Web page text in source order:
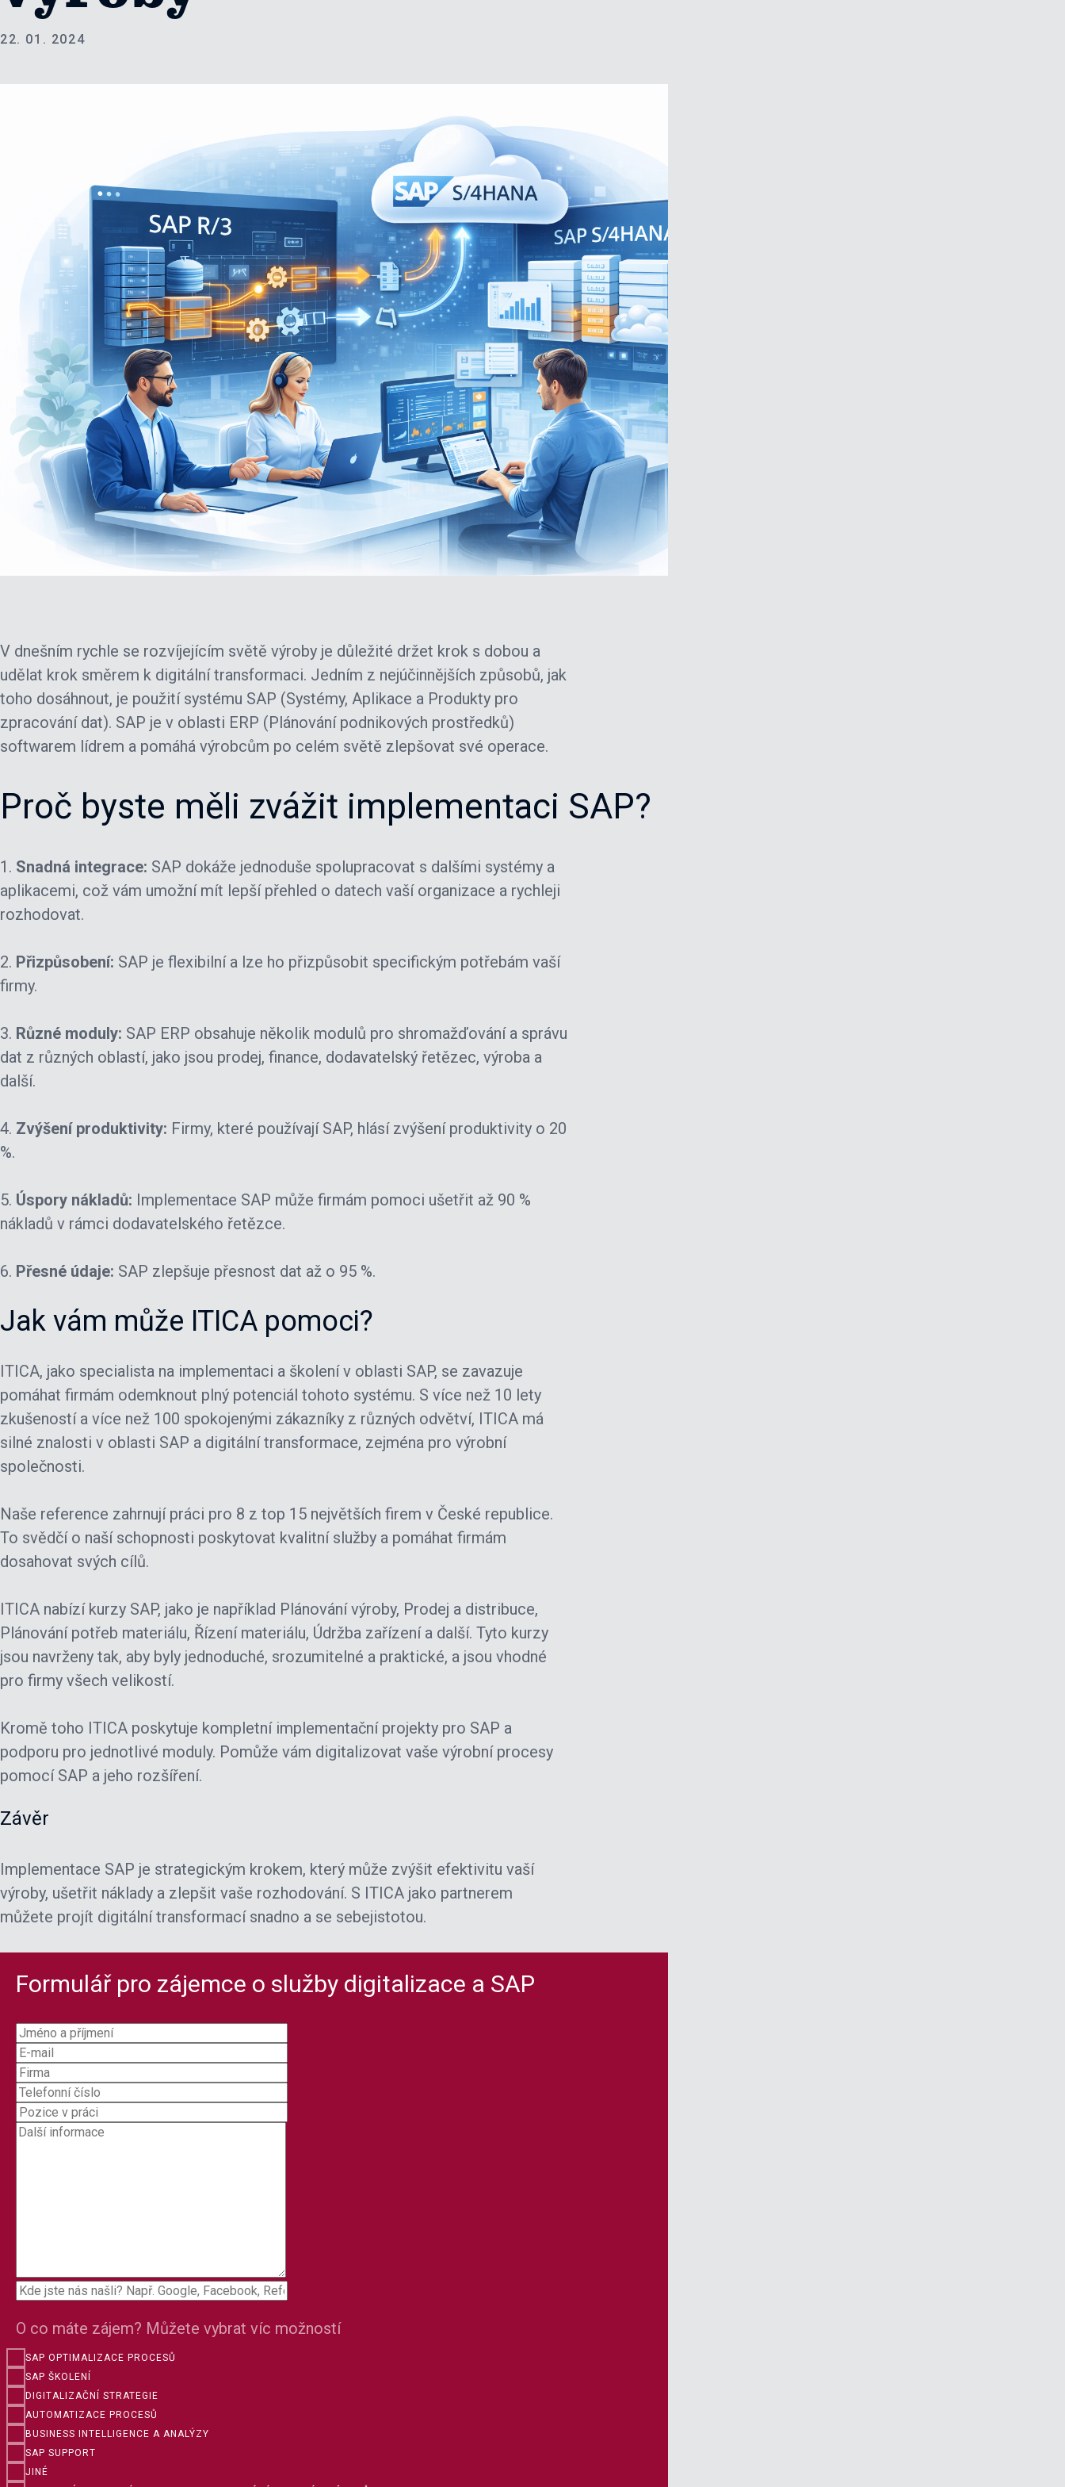
22. 01. 2024
V dnešním rychle se rozvíjejícím světě výroby je důležité držet krok s dobou a
udělat krok směrem k digitální transformaci. Jedním z nejúčinnějších způsobů, jak
toho dosáhnout, je použití systému SAP (Systémy, Aplikace a Produkty pro
zpracování dat). SAP je v oblasti ERP (Plánování podnikových prostředků)
softwarem lídrem a pomáhá výrobcům po celém světě zlepšovat své operace.
Proč byste měli zvážit implementaci SAP?
1. Snadná integrace: SAP dokáže jednoduše spolupracovat s dalšími systémy a
aplikacemi, což vám umožní mít lepší přehled o datech vaší organizace a rychleji
rozhodovat.
2. Přizpůsobení: SAP je flexibilní a lze ho přizpůsobit specifickým potřebám vaší
firmy.
3. Různé moduly: SAP ERP obsahuje několik modulů pro shromažďování a správu
dat z různých oblastí, jako jsou prodej, finance, dodavatelský řetězec, výroba a
další.
4. Zvýšení produktivity: Firmy, které používají SAP, hlásí zvýšení produktivity o 20
%.
5. Úspory nákladů: Implementace SAP může firmám pomoci ušetřit až 90 %
nákladů v rámci dodavatelského řetězce.
6. Přesné údaje: SAP zlepšuje přesnost dat až o 95 %.
Jak vám může ITICA pomoci?
ITICA, jako specialista na implementaci a školení v oblasti SAP, se zavazuje
pomáhat firmám odemknout plný potenciál tohoto systému. S více než 10 lety
zkušeností a více než 100 spokojenými zákazníky z různých odvětví, ITICA má
silné znalosti v oblasti SAP a digitální transformace, zejména pro výrobní
společnosti.
Naše reference zahrnují práci pro 8 z top 15 největších firem v České republice.
To svědčí o naší schopnosti poskytovat kvalitní služby a pomáhat firmám
dosahovat svých cílů.
ITICA nabízí kurzy SAP, jako je například Plánování výroby, Prodej a distribuce,
Plánování potřeb materiálu, Řízení materiálu, Údržba zařízení a další. Tyto kurzy
jsou navrženy tak, aby byly jednoduché, srozumitelné a praktické, a jsou vhodné
pro firmy všech velikostí.
Kromě toho ITICA poskytuje kompletní implementační projekty pro SAP a
podporu pro jednotlivé moduly. Pomůže vám digitalizovat vaše výrobní procesy
pomocí SAP a jeho rozšíření.
Závěr
Implementace SAP je strategickým krokem, který může zvýšit efektivitu vaší
výroby, ušetřit náklady a zlepšit vaše rozhodování. S ITICA jako partnerem
můžete projít digitální transformací snadno a se sebejistotou.
Formulář pro zájemce o služby digitalizace a SAP
O co máte zájem? Můžete vybrat víc možností
SAP OPTIMALIZACE PROCESŮ
SAP ŠKOLENÍ
DIGITALIZAČNÍ STRATEGIE
AUTOMATIZACE PROCESŮ
BUSINESS INTELLIGENCE A ANALÝZY
SAP SUPPORT
JINÉ